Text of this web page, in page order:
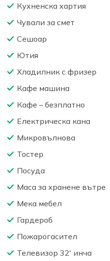
Кухненска хартия
Чували за смет
Сешоар
Ютия
Хладилник с фризер
Кафе машина
Кафе – безплатно
Електрическа кана
Микровълнова
Тостер
Посуда
Маса за хранене вътре
Мека мебел
Гардероб
Пожарогасител
Телевизор 32′ инча